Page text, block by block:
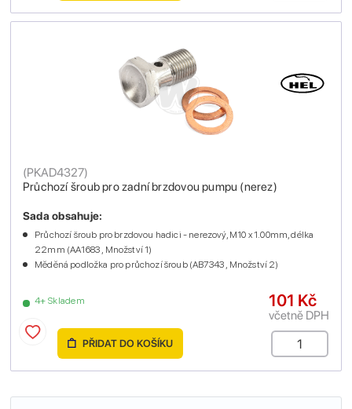
Průchozí šroub pro zadní brzdovou pumpu (nerez)
(PKAD4327)
4+ Skladem
Sada obsahuje:
Průchozí šroub pro brzdovou hadici - nerezový, M10 x 1.00mm, délka
22mm (AA1683 , Množství 1)
Měděná podložka pro průchozí šroub (AB7343 , Množství 2)
101 Kč
včetně DPH
PŘIDAT DO KOŠÍKU